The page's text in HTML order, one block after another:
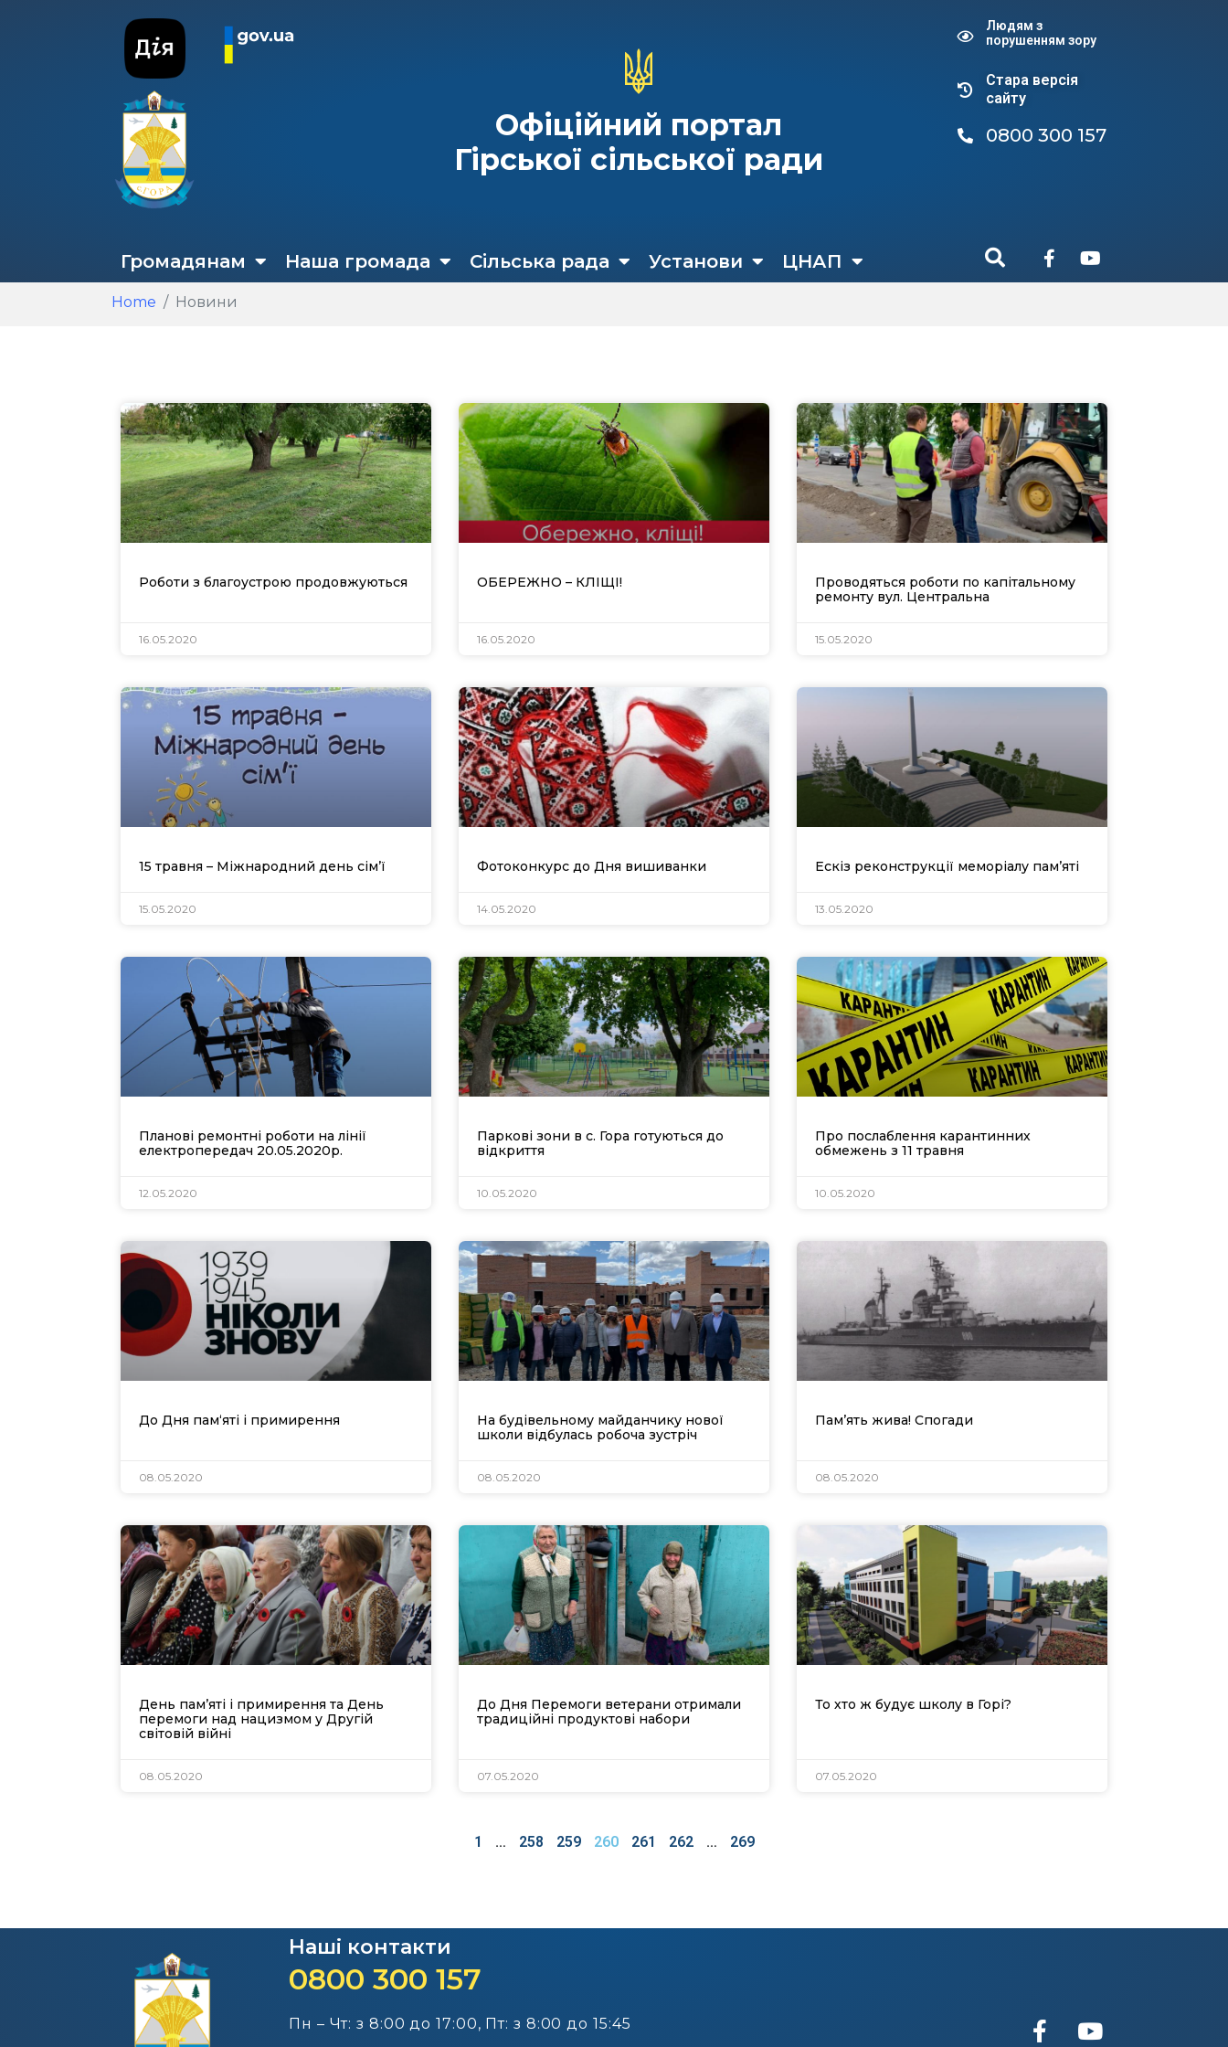
Офіційний портал
Гірської сільської ради
Людям з
порушенням зору
Стара версiя
сайту
0800 300 157
Громадянам Наша громада Сільська рада Установи ЦНАП
Home Новини
Роботи з благоустрою продовжуються
16.05.2020
ОБЕРЕЖНО – КЛІЩІ!
16.05.2020
Проводяться роботи по капітальному
ремонту вул. Центральна
15.05.2020
15 травня – Міжнародний день сім’ї
15.05.2020
Фотоконкурс до Дня вишиванки
14.05.2020
Ескіз реконструкції меморіалу пам’яті
13.05.2020
Планові ремонтні роботи на лінії
електропередач 20.05.2020р.
12.05.2020
Паркові зони в с. Гора готуються до
відкриття
10.05.2020
Про послаблення карантинних
обмежень з 11 травня
10.05.2020
До Дня пам‘яті і примирення
08.05.2020
На будівельному майданчику нової
школи відбулась робоча зустріч
08.05.2020
Пам’ять жива! Спогади
08.05.2020
День пам’яті і примирення та День
перемоги над нацизмом у Другій
світовій війні
08.05.2020
До Дня Перемоги ветерани отримали
традиційні продуктові набори
07.05.2020
То хто ж будує школу в Горі?
07.05.2020
1 … 258 259 260 261 262 … 269
Наші контакти
0800 300 157
Пн – Чт: з 8:00 до 17:00, Пт: з 8:00 до 15:45
Офіційний веб-сайт
Верховної Ради України
Офіційне інтернет-
представництво
Президента України
державна адміністрація
Офіційний веб-сайт
Бориспільської РДА
Офіційний веб-сайт
Бориспільської районної
ради